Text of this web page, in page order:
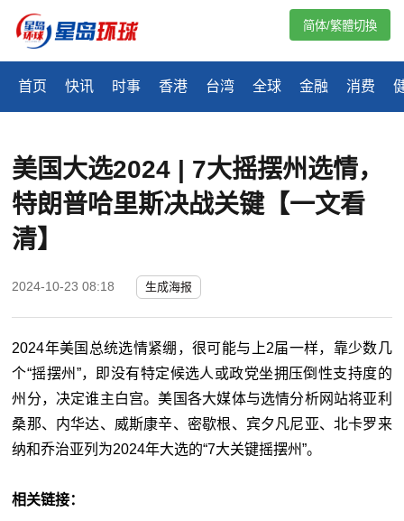
首页 快讯 时事 香港 台湾 全球 金融 消费
简体/繁體切換
美国大选2024 | 7大摇摆州选情，
特朗普哈里斯决战关键【一文看
清】
2024-10-23 08:18 生成海报
2024年美国总统选情紧绷，很可能与上2届一样，靠少数几
个“摇摆州”，即没有特定候选人或政党坐拥压倒性支持度的
州分，决定谁主白宫。美国各大媒体与选情分析网站将亚利
桑那、内华达、威斯康辛、密歇根、宾夕凡尼亚、北卡罗来
纳和乔治亚列为2024年大选的“7大关键摇摆州”。
相关链接：